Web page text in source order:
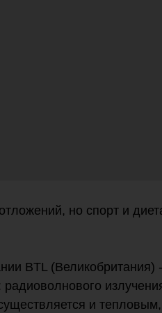
но спорт и
BTL (Великобритания)
и